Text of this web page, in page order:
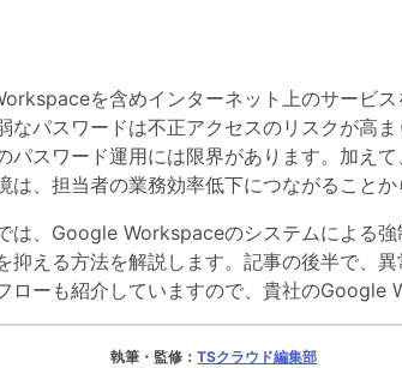
を含めインターネット上のサービ
なパスワードは不正アクセスのリスクが高
パスワード運用には限界があります。加え
は、担当者の業務効率低下につながること
は、Google Workspaceのシステムによる
抑える方法を解説します。記事の後半で、
ローも紹介していますので、貴社のGoogle
執筆・監修：TSクラウド編集部